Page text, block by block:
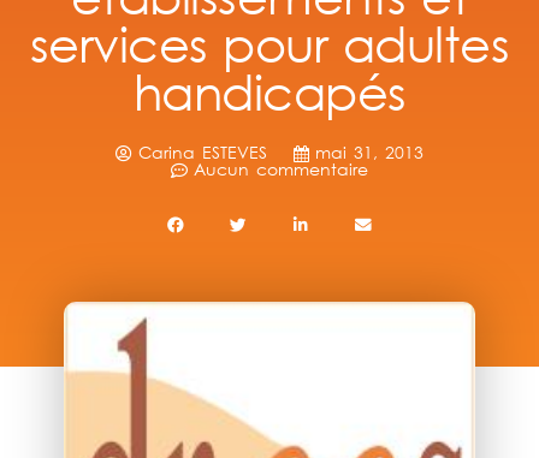
services pour adultes
handicapés
Carina ESTEVES
mai 31, 2013
Aucun commentaire